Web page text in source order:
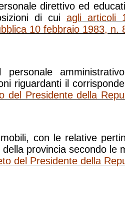
direttivo ed
di cui agli articoli
10 febbraio 1983, n.
riguardanti il
del Presidente della
con le relative
provincia secondo le
del Presidente della